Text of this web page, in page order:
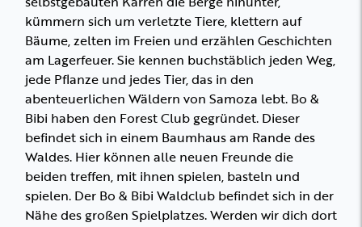
kümmern sich um verletzte Tiere, klettern auf
Bäume, zelten im Freien und erzählen Geschichten
am Lagerfeuer. Sie kennen buchstäblich jeden Weg,
jede Pflanze und jedes Tier, das in den
abenteuerlichen Wäldern von Samoza lebt. Bo &
Bibi haben den Forest Club gegründet. Dieser
befindet sich in einem Baumhaus am Rande des
Waldes. Hier können alle neuen Freunde die
beiden treffen, mit ihnen spielen, basteln und
spielen. Der Bo & Bibi Waldclub befindet sich in der
Nähe des großen Spielplatzes. Werden wir dich dort